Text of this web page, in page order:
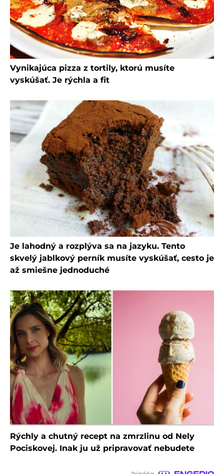
Vynikajúca pizza z tortily, ktorú musíte
vyskúšať. Je rýchla a fit
Je lahodný a rozplýva sa na jazyku. Tento
skvelý jablkový perník musíte vyskúšať, cesto je
až smiešne jednoduché
Rýchly a chutný recept na zmrzlinu od Nely
Pociskovej. Inak ju už pripravovať nebudete